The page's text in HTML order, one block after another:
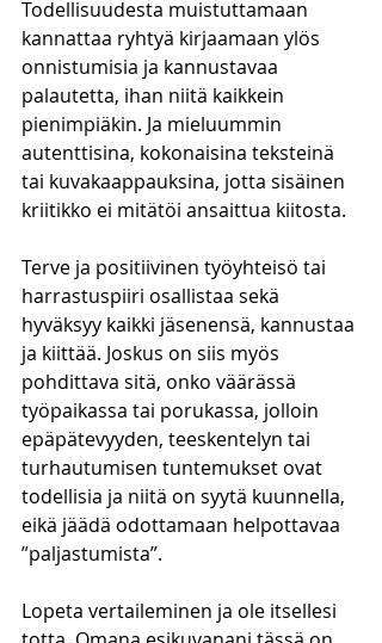
Todellisuudesta muistuttamaan
kannattaa ryhtyä kirjaamaan ylös
onnistumisia ja kannustavaa
palautetta, ihan niitä kaikkein
pienimpiäkin. Ja mieluummin
autenttisina, kokonaisina teksteinä
tai kuvakaappauksina, jotta sisäinen
kriitikko ei mitätöi ansaittua kiitosta.
Terve ja positiivinen työyhteisö tai
harrastuspiiri osallistaa sekä
hyväksyy kaikki jäsenensä, kannustaa
ja kiittää. Joskus on siis myös
pohdittava sitä, onko väärässä
työpaikassa tai porukassa, jolloin
epäpätevyyden, teeskentelyn tai
turhautumisen tuntemukset ovat
todellisia ja niitä on syytä kuunnella,
eikä jäädä odottamaan helpottavaa
”paljastumista”.
Lopeta vertaileminen ja ole itsellesi